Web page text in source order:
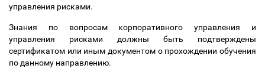
управления рисками.
Знания по вопросам корпоративного управления и
управления рисками должны быть подтверждены
сертификатом или иным документом о прохождении обучения
по данному направлению.